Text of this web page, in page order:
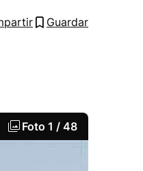
Guardar
Foto 1 / 48